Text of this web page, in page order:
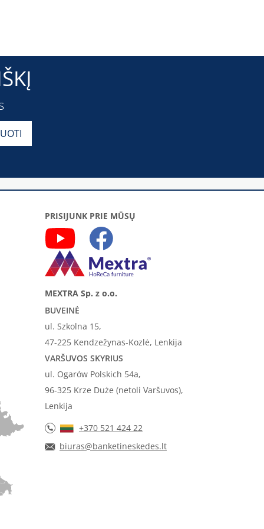
PRISIJUNK PRIE MŪSŲ
MEXTRA Sp. z o.o.
BUVEINĖ
ul. Szkolna 15,
47-225 Kendzežynas-Kozlė, Lenkija
VARŠUVOS SKYRIUS
ul. Ogarów Polskich 54a,
96-325 Krze Duże (netoli Varšuvos),
Lenkija
+370 521 424 22
biuras@banketineskedes.lt